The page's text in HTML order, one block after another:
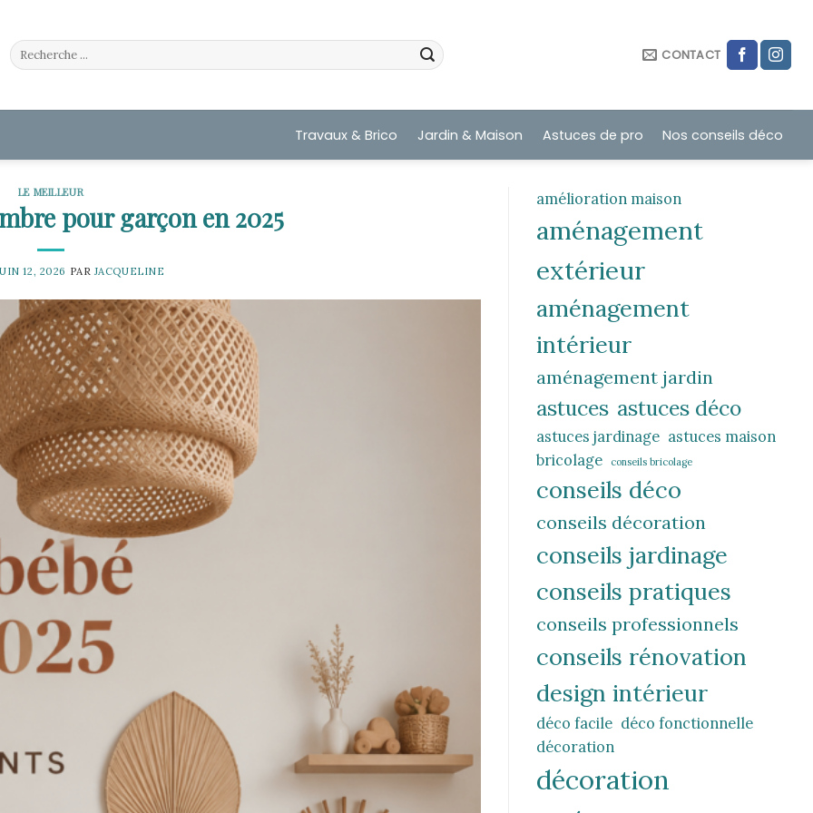
CONTACT
Travaux & Brico Jardin & Maison Astuces de pro Nos conseils déco
LE MEILLEUR
pour garçon en 2025
12, 2026 PAR JACQUELINE
amélioration maison
aménagement
extérieur
aménagement
intérieur
aménagement jardin
astuces astuces déco
astuces jardinage astuces maison
bricolage
conseils bricolage
conseils déco
conseils décoration
conseils jardinage
conseils pratiques
conseils professionnels
conseils rénovation
design intérieur
déco facile déco fonctionnelle
décoration
décoration